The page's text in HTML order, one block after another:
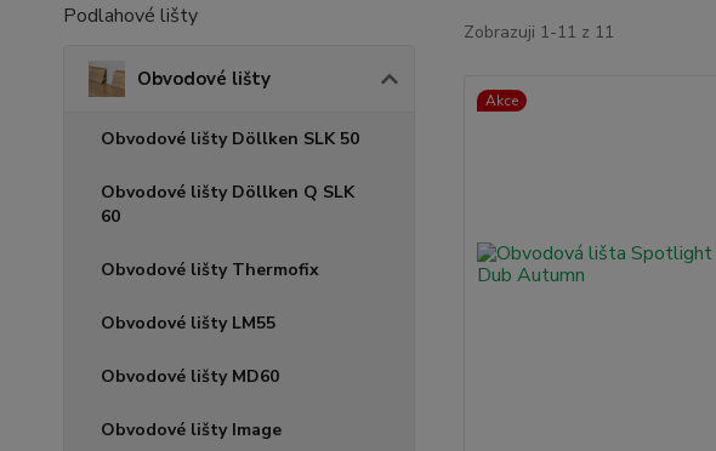
Podlahové lišty
Obvodové lišty
Obvodové lišty Döllken SLK 50
Obvodové lišty Döllken Q SLK
60
Obvodové lišty Thermofix
Obvodové lišty LM55
Obvodové lišty MD60
Obvodové lišty Image
Zobrazuji 1-11 z 11
Akce